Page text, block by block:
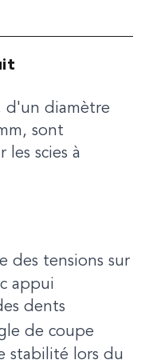
d'un diamètre
sont
les scies à
des tensions sur
appui
dents
de coupe
stabilité lors du